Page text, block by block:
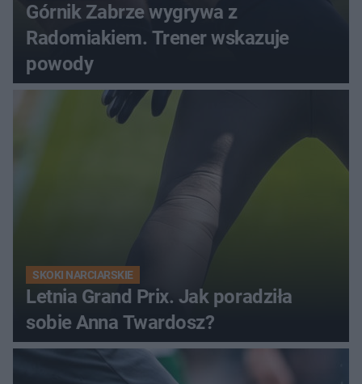
Górnik Zabrze wygrywa z
Radomiakiem. Trener wskazuje
powody
SKOKI NARCIARSKIE
Letnia Grand Prix. Jak poradziła
sobie Anna Twardosz?